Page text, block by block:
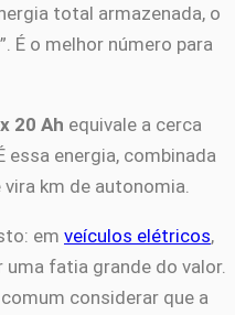
total armazenada, o
É o melhor número para
20 Ah equivale a cerca
essa energia, combinada
km de autonomia.
em veículos elétricos,
fatia grande do valor.
considerar que a